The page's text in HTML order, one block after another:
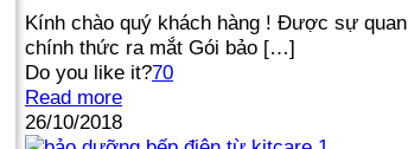
Kính chào quý khách hàng ! Được sự
chính thức ra mắt Gói bảo […]
Do you like it?70
Read more
26/10/2018